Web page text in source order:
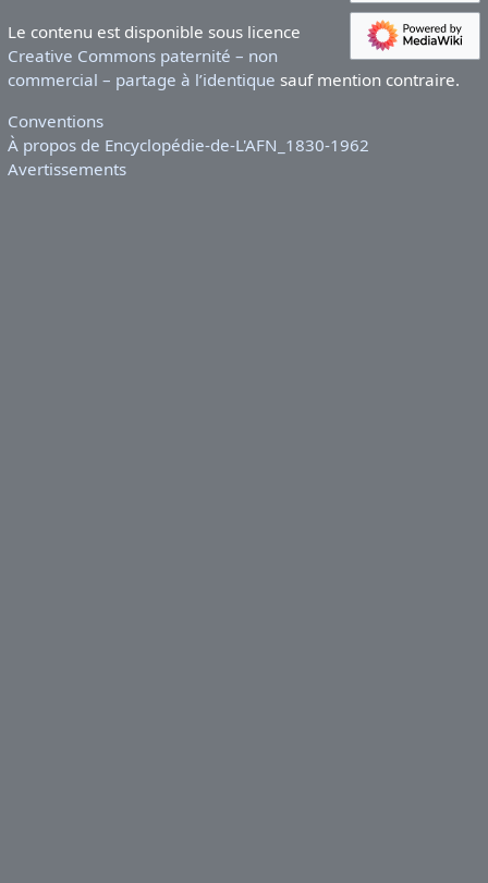
Le contenu est disponible sous licence
Creative Commons paternité – non
commercial – partage à l’identique sauf mention contraire.
Conventions
À propos de Encyclopédie-de-L'AFN_1830-1962
Avertissements